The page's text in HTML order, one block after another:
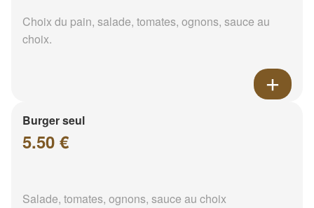
Choix du pain, salade, tomates, ognons, sauce au
choix.
Burger seul
5.50 €
Salade, tomates, ognons, sauce au choix